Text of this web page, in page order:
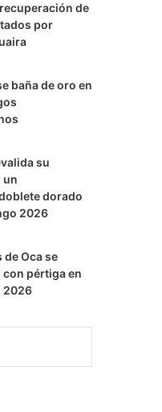
de
por
baña de oro en
su
un
dorado
2026
de Oca se
pértiga en
2026